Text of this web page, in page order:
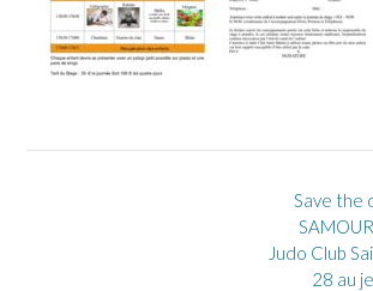
Save the
Judo Club
28 au